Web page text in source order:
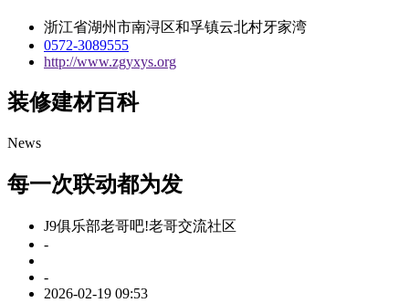
浙江省湖州市南浔区和孚镇云北村牙家湾
0572-3089555
http://www.zgyxys.org
装修建材百科
News
每一次联动都为发
J9俱乐部老哥吧!老哥交流社区
-
-
2026-02-19 09:53